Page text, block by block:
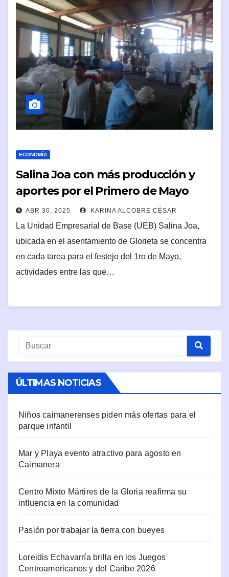
ECONOMÍA
Salina Joa con más producción y
aportes por el Primero de Mayo
ABR 30, 2025 KARINA ALCOBRE CÉSAR
La Unidad Empresarial de Base (UEB) Salina Joa,
ubicada en el asentamiento de Glorieta se concentra
en cada tarea para el festejo del 1ro de Mayo,
actividades entre las que…
ÚLTIMAS NOTICIAS
Niños caimanerenses piden más ofertas para el
parque infantil
Mar y Playa evento atractivo para agosto en
Caimanera
Centro Mixto Mártires de la Gloria reafirma su
influencia en la comunidad
Pasión por trabajar la tierra con bueyes
Loreidis Echavarría brilla en los Juegos
Centroamericanos y del Caribe 2026